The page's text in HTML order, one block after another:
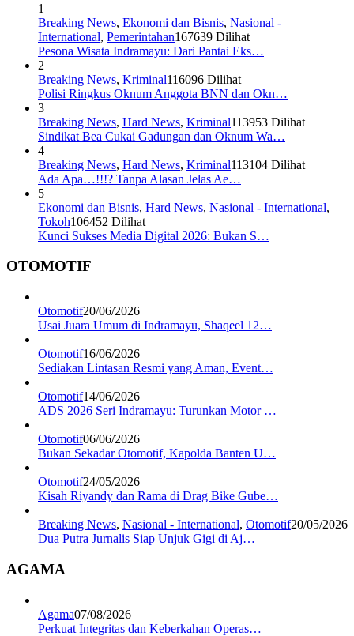
1
Breaking News, Ekonomi dan Bisnis, Nasional -
International, Pemerintahan167639 Dilihat
Pesona Wisata Indramayu: Dari Pantai Eks…
2
Breaking News, Kriminal116096 Dilihat
Polisi Ringkus Oknum Anggota BNN dan Okn…
3
Breaking News, Hard News, Kriminal113953 Dilihat
Sindikat Bea Cukai Gadungan dan Oknum Wa…
4
Breaking News, Hard News, Kriminal113104 Dilihat
Ada Apa…!!!? Tanpa Alasan Jelas Ae…
5
Ekonomi dan Bisnis, Hard News, Nasional - International,
Tokoh106452 Dilihat
Kunci Sukses Media Digital 2026: Bukan S…
OTOMOTIF
Otomotif20/06/2026
Usai Juara Umum di Indramayu, Shaqeel 12…
Otomotif16/06/2026
Sediakan Lintasan Resmi yang Aman, Event…
Otomotif14/06/2026
ADS 2026 Seri Indramayu: Turunkan Motor …
Otomotif06/06/2026
Bukan Sekadar Otomotif, Kapolda Banten U…
Otomotif24/05/2026
Kisah Riyandy dan Rama di Drag Bike Gube…
Breaking News, Nasional - International, Otomotif20/05/2026
Dua Putra Jurnalis Siap Unjuk Gigi di Aj…
AGAMA
Agama07/08/2026
Perkuat Integritas dan Keberkahan Operas…